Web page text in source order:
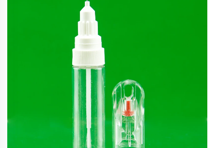
customCapmist sprayer ,screw caps , disc top c...